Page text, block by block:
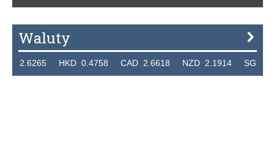
Waluty
HKD 0.4758 CAD 2.6618 NZD 2.1914 SGD